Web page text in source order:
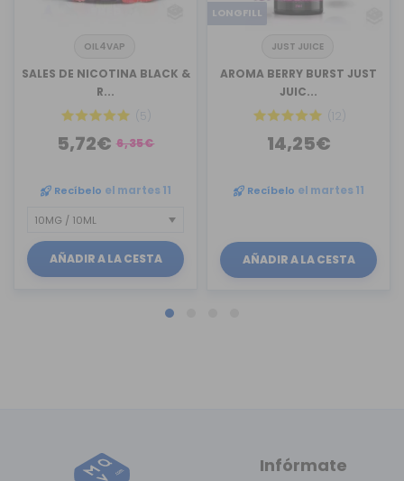
OIL4VAP
SALES DE NICOTINA BLACK &
R...
(5)
5,72€ 6,35€
Recíbelo el martes 11
AÑADIR A LA CESTA
LONGFILL
JUST JUICE
AROMA BERRY BURST JUST
JUIC...
(12)
14,25€
Recíbelo el martes 11
AÑADIR A LA CESTA
Infórmate